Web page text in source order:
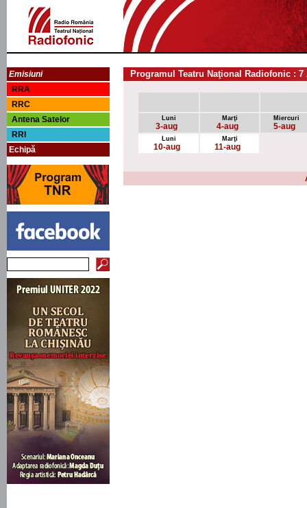
Emisiuni
RRA
RRC
Antena Satelor
RRI
Echipă
Programul Teatru Naţional Radiofonic : 7
Luni
3-aug
Marţi
4-aug
Miercuri
5-aug
Luni
10-aug
Marţi
11-aug